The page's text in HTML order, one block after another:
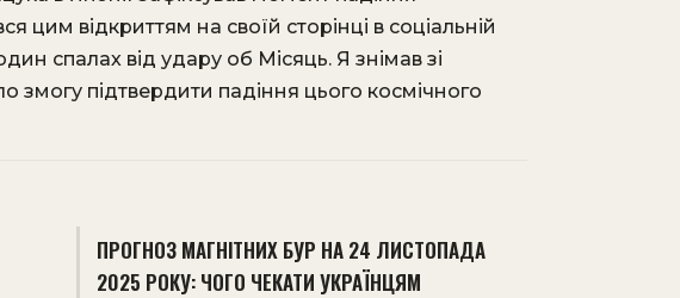
цим відкриттям на своїй сторінці в соціальній
спалах від удару об Місяць. Я знімав зі
змогу підтвердити падіння цього космічного
ПРОГНОЗ МАГНІТНИХ БУР НА 24 ЛИСТОПАДА
2025 РОКУ: ЧОГО ЧЕКАТИ УКРАЇНЦЯМ